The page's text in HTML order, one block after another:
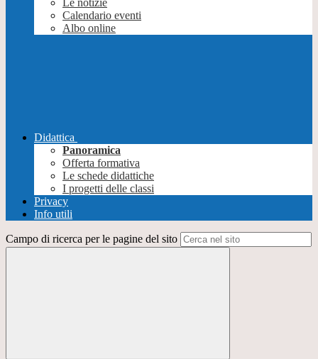
Le notizie
Calendario eventi
Albo online
Didattica
Panoramica
Offerta formativa
Le schede didattiche
I progetti delle classi
Privacy
Info utili
Campo di ricerca per le pagine del sito